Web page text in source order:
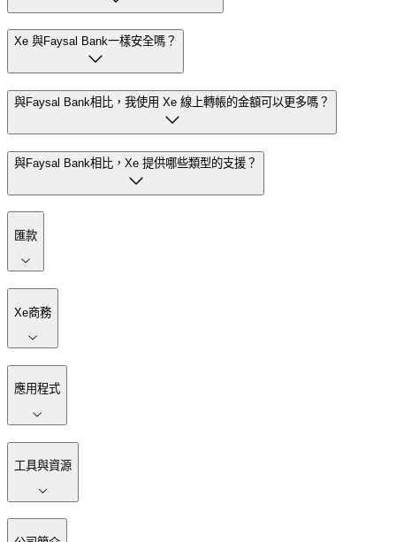
Xe 與Faysal Bank一樣安全嗎？
與Faysal Bank相比，我使用 Xe 線上轉帳的金額可以更多嗎？
與Faysal Bank相比，Xe 提供哪些類型的支援？
匯款
Xe商務
應用程式
工具與資源